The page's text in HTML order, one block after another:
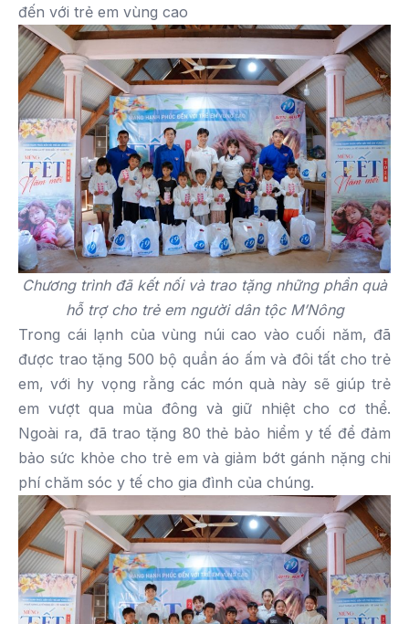
đến với trẻ em vùng cao
Chương trình đã kết nối và trao tặng những phần quà
hỗ trợ cho trẻ em người dân tộc M’Nông
Trong cái lạnh của vùng núi cao vào cuối năm, đã
được trao tặng 500 bộ quần áo ấm và đôi tất cho trẻ
em, với hy vọng rằng các món quà này sẽ giúp trẻ
em vượt qua mùa đông và giữ nhiệt cho cơ thể.
Ngoài ra, đã trao tặng 80 thẻ bảo hiểm y tế để đảm
bảo sức khỏe cho trẻ em và giảm bớt gánh nặng chi
phí chăm sóc y tế cho gia đình của chúng.